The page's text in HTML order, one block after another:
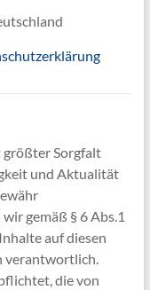
größter Sorgfalt
und Aktualität
gemäß § 6 Abs.1
auf diesen
verantwortlich.
die von